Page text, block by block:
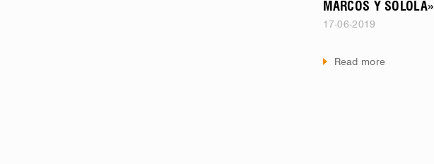
MARCOS Y SOLOLA»
17-06-2019
Read more